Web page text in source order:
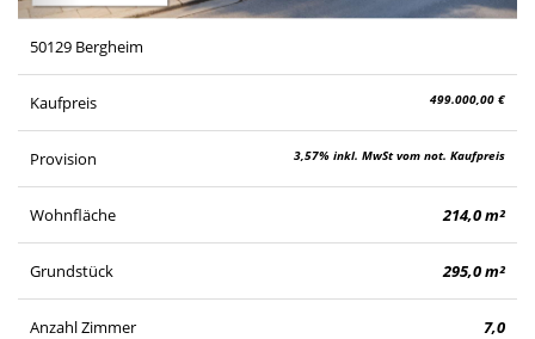
50129 Bergheim
Kaufpreis 499.000,00 €
Provision 3,57% inkl. MwSt vom not. Kaufpreis
Wohnfläche 214,0 m²
Grundstück 295,0 m²
Anzahl Zimmer 7,0